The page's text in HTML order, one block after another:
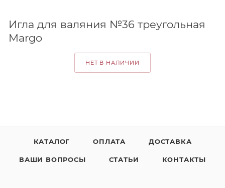
Игла для валяния №36 треугольная
Margo
НЕТ В НАЛИЧИИ
КАТАЛОГ ОПЛАТА ДОСТАВКА
ВАШИ ВОПРОСЫ СТАТЬИ КОНТАКТЫ